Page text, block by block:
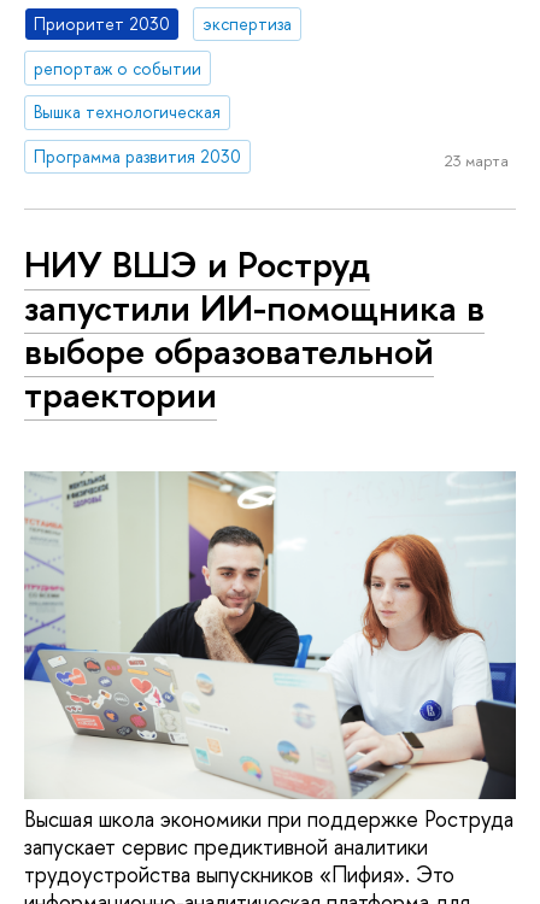
Приоритет 2030
экспертиза
репортаж о событии
Вышка технологическая
Программа развития 2030
23 марта
НИУ ВШЭ и Роструд
запустили ИИ-помощника в
выборе образовательной
траектории
Высшая школа экономики при поддержке Роструда
запускает сервис предиктивной аналитики
трудоустройства выпускников «Пифия». Это